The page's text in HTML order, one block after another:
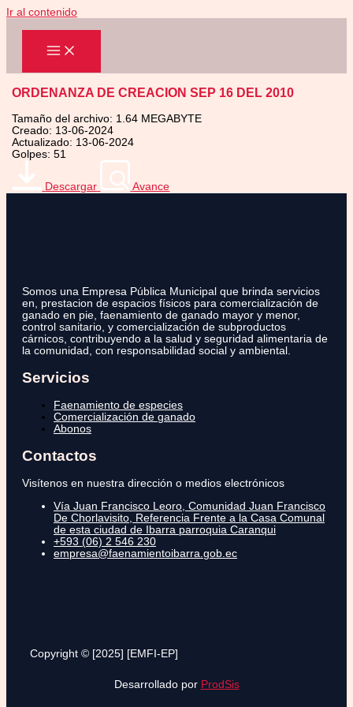
Ir al contenido
ORDENANZA DE CREACION SEP 16 DEL 2010
Tamaño del archivo: 1.64 MEGABYTE
Creado: 13-06-2024
Actualizado: 13-06-2024
Golpes: 51
Descargar Avance
Somos una Empresa Pública Municipal que brinda servicios
en, prestacion de espacios físicos para comercialización de
ganado en pie, faenamiento de ganado mayor y menor,
control sanitario, y comercialización de subproductos
cárnicos, contribuyendo a la salud y seguridad alimentaria de
la comunidad, con responsabilidad social y ambiental.
Servicios
Faenamiento de especies
Comercialización de ganado
Abonos
Contactos
Visítenos en nuestra dirección o medios electrónicos
Vía Juan Francisco Leoro, Comunidad Juan Francisco
De Chorlavisito, Referencia Frente a la Casa Comunal
de esta ciudad de Ibarra parroquia Caranqui
+593 (06) 2 546 230
empresa@faenamientoibarra.gob.ec
Copyright © [2025] [EMFI-EP]
Desarrollado por ProdSis